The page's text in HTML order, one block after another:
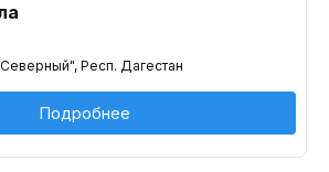
Респ. Дагестан
Подробнее